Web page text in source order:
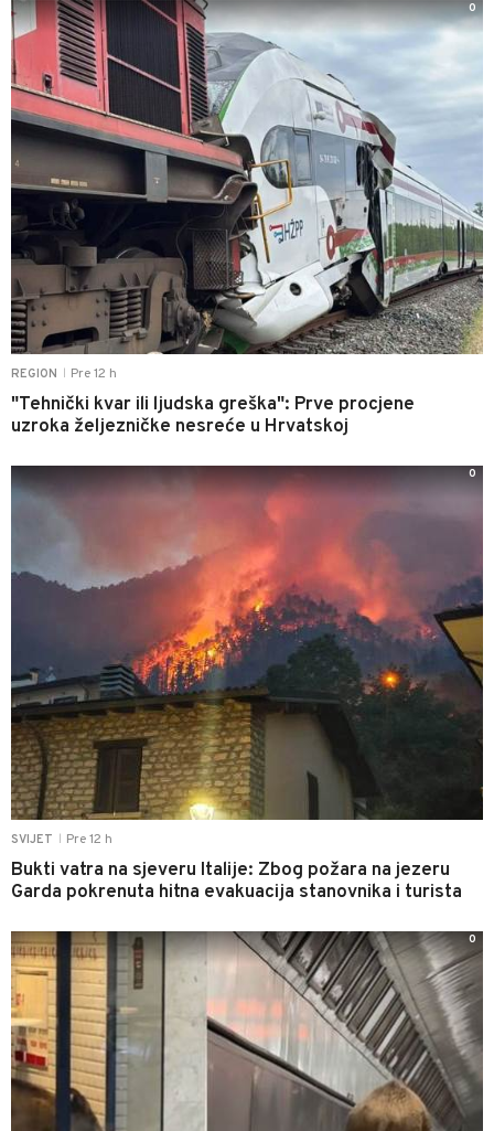
REGION Pre 12 h
"Tehnički kvar ili ljudska greška": Prve procjene
uzroka željezničke nesreće u Hrvatskoj
0
SVIJET Pre 12 h
Bukti vatra na sjeveru Italije: Zbog požara na jezeru
Garda pokrenuta hitna evakuacija stanovnika i turista
0
0